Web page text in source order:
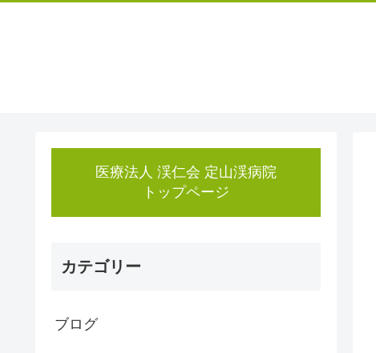
医療法人 渓仁会 定山渓病院
トップページ
カテゴリー
ブログ